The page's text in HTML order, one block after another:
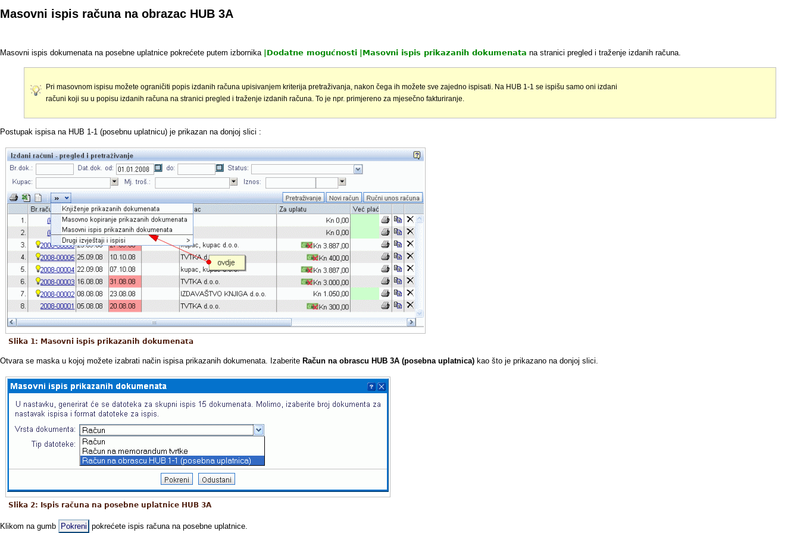
Masovni ispis računa na obrazac HUB 3A
Masovni ispis dokumenata na posebne uplatnice pokrećete putem izbornika Dodatne mogućnosti Masovni ispis prikazanih dokumenata na stranici pregled i traženje izdanih računa.
Pri masovnom ispisu možete ograničiti popis izdanih računa upisivanjem kriterija pretraživanja, nakon čega ih možete sve zajedno ispisati. Na HUB 1-1 se ispišu samo oni izdani
računi koji su u popisu izdanih računa na stranici pregled i traženje izdanih računa. To je npr. primjereno za mjesečno fakturiranje.
Postupak ispisa na HUB 1-1 (posebnu uplatnicu) je prikazan na donjoj slici :
Slika 1: Masovni ispis prikazanih dokumenata
Otvara se maska u kojoj možete izabrati način ispisa prikazanih dokumenata. Izaberite Račun na obrascu HUB 3A (posebna uplatnica) kao što je prikazano na donjoj slici.
Slika 2: Ispis računa na posebne uplatnice HUB 3A
Klikom na gumb Pokreni pokrećete ispis računa na posebne uplatnice.